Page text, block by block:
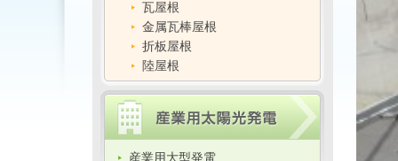
瓦屋根
金属瓦棒屋根
折板屋根
陸屋根
産業用大型発電